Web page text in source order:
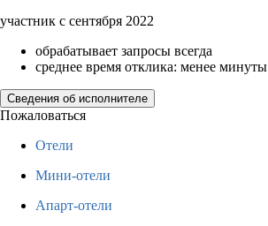
участник с сентября 2022
обрабатывает запросы всегда
среднее время отклика: менее минуты
Сведения об исполнителе
Пожаловаться
Отели
Мини-отели
Апарт-отели